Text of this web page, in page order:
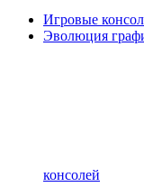
Игровые
Эволюция
консолей